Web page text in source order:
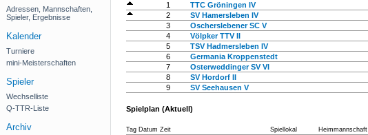
Adressen, Mannschaften,
Spieler, Ergebnisse
Kalender
Turniere
mini-Meisterschaften
Spieler
Wechselliste
Q-TTR-Liste
Archiv
1 TTC Gröningen IV
2
SV Hamersleben IV
3
Oscherslebener SC V
4
Völpker TTV II
5
TSV Hadmersleben IV
6
Germania Kroppenstedt
7
Osterweddinger SV VI
8
SV Hordorf II
9
SV Seehausen V
Spielplan (Aktuell)
Tag Datum Zeit Spiellokal Heimmannschaft